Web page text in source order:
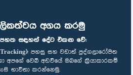
අගය කරමු
සඳහන් දේට එකඟ වේ:
පහසු සහ වඩාත් පුද්ගලාරෝපිත
අපගේ වෙබ් අඩවියේ ඔබගේ ක්‍රියාකාරකම්
භාවිතා කරන්නෙමු.